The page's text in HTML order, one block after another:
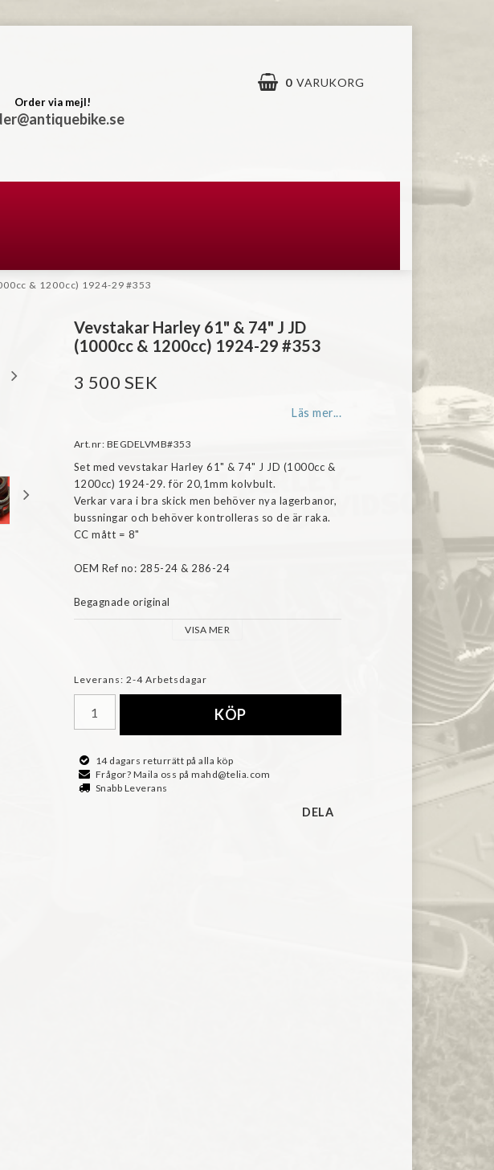
Order via mejl!
0 VARUKORG
& 1200cc) 1924-29 #353
Vevstakar Harley 61" & 74" J JD
(1000cc & 1200cc) 1924-29 #353
3 500 SEK
Läs mer...
Art.nr: BEGDELVMB#353
Set med vevstakar Harley 61" & 74" J JD (1000cc &
1200cc) 1924-29. för 20,1mm kolvbult.
Verkar vara i bra skick men behöver nya lagerbanor,
bussningar och behöver kontrolleras so de är raka.
CC mått = 8"
OEM Ref no: 285-24 & 286-24
Begagnade original
VISA MER
Leverans: 2-4 Arbetsdagar
KÖP
14 dagars returrätt på alla köp
Frågor? Maila oss på mahd@telia.com
Snabb Leverans
DELA